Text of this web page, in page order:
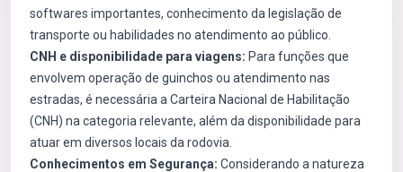
softwares importantes, conhecimento da legislação de
transporte ou habilidades no atendimento ao público.
CNH e disponibilidade para viagens: Para funções que
envolvem operação de guinchos ou atendimento nas
estradas, é necessária a Carteira Nacional de Habilitação
(CNH) na categoria relevante, além da disponibilidade para
atuar em diversos locais da rodovia.
Conhecimentos em Segurança: Considerando a natureza